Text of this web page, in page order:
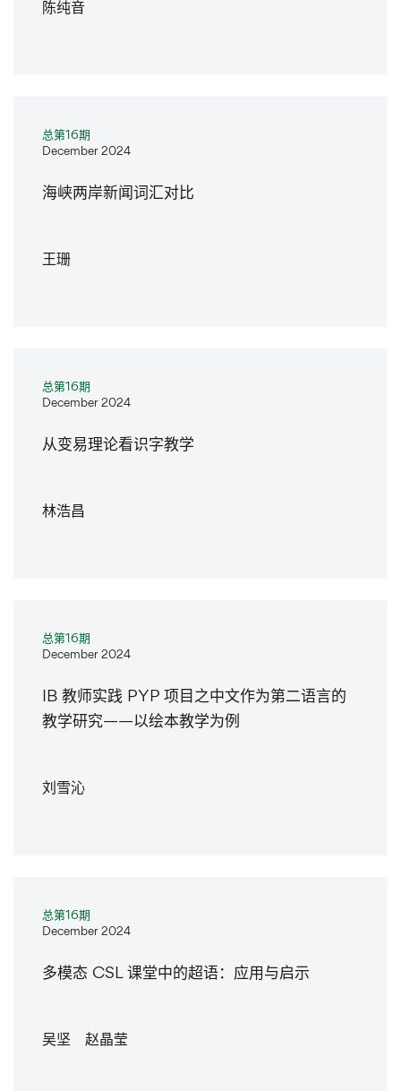
陈纯音
总第16期
December 2024
海峡两岸新闻词汇对比
王珊
总第16期
December 2024
从变易理论看识字教学
林浩昌
总第16期
December 2024
IB 教师实践 PYP 项目之中文作为第二语言的
教学研究——以绘本教学为例
刘雪沁
总第16期
December 2024
多模态 CSL 课堂中的超语：应用与启示
吴坚 赵晶莹